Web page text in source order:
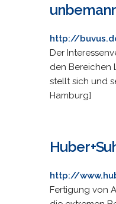
http://
Der
den Bereichen
stellt sich und
Hamburg]
http://
Fertigung von